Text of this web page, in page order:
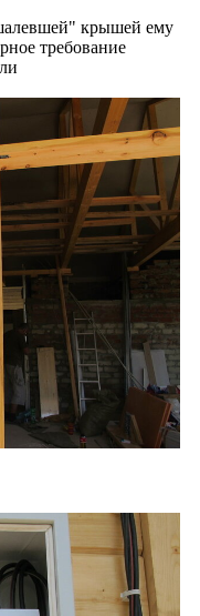
крышей ему
требование